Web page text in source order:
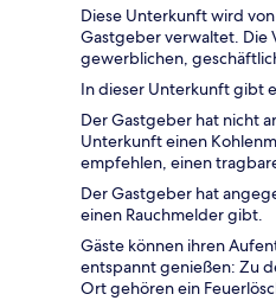
Diese Unterkunft wird
Gastgeber verwaltet. Die
gewerblichen,
In dieser Unterkunft gibt
Der Gastgeber hat nicht
Unterkunft einen
empfehlen, einen
Der Gastgeber hat
einen Rauchmelder gibt.
Gäste können ihren
entspannt genießen: Zu
Ort gehören ein